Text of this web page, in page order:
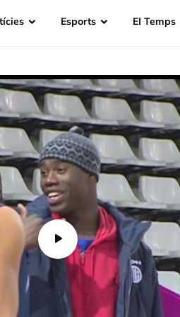
Esports EI Temps